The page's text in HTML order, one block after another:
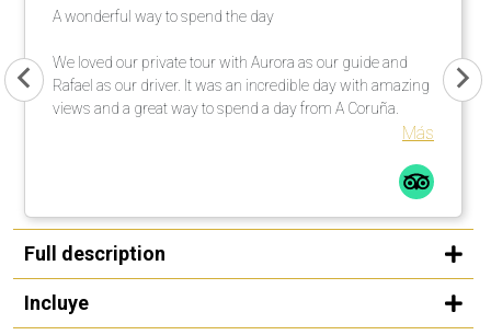
A wonderful way to spend the day
We loved our private tour with Aurora as our guide and
Rafael as our driver. It was an incredible day with amazing
views and a great way to spend a day from A Coruña.
Más
Full description
Incluye